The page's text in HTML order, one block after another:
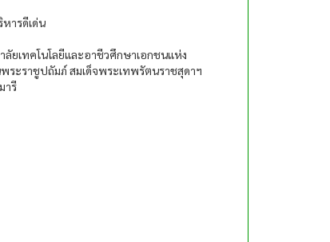
ารดีเด่น
ลัยเทคโนโลยีและอาชีวศึกษาเอกชนแห่ง
ระราชูปถัมภ์ สมเด็จพระเทพรัตนราชสุดาฯ
ารี